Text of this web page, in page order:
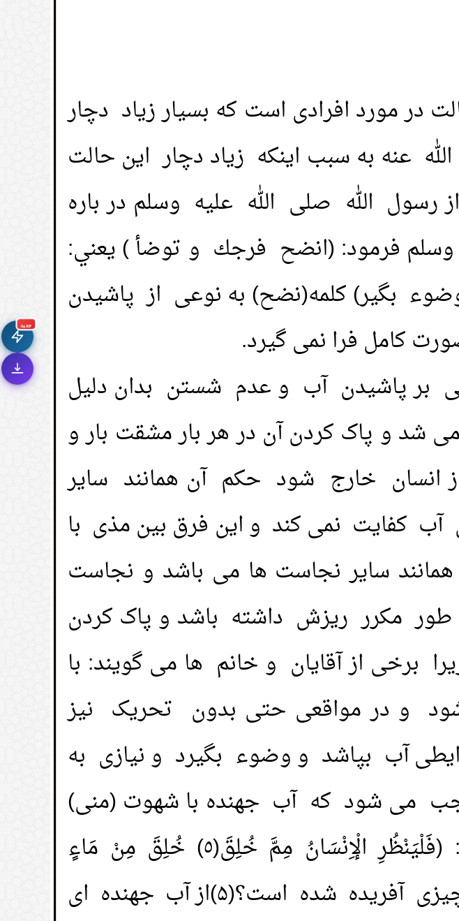
جديد
تعرف على أحدث المميزات
سرعة فائقة
🔔 إشعارات ذكية
تتابع كل جديد بخطوة واحدة
مورد افرادی است که بسیار زیاد دچار
عنه به سبب اینکه زیاد دچار این حالت
الله صلى الله عليه وسلم در باره
فرمود: (انضح فرجك و توضأ ) يعني:
بگیر) کلمه(نضح) به نوعی از پاشیدن
کامل فرا نمی گیرد.
بر پاشیدن آب و عدم شستن بدان دلیل
شد و پاک کردن آن در هر بار مشقت بار و
خارج شود حکم آن همانند سایر
کفایت نمی کند و این فرق بین مذی با
سایر نجاست ها می باشد و نجاست
مکرر ریزش داشته باشد و پاک کردن
از آقایان و خانم ها می گویند: با
و در مواقعی حتی بدون تحریک نیز
آب بپاشد و وضوء بگیرد و نیازی به
می شود که آب جهنده با شهوت (منی)
از انسان خارج گردد؛ خداوند می فرماید: (فَلْيَنْظُرِ الْإِنْسَانُ مِمَّ خُلِقَ(٥) خُلِقَ مِنْ مَاءٍ
دَافِقٍ)يعني: (پس انسان باید بنگرد که از چه چیزی آفریده شده است؟(۵)از آب جهنده ای
حکم نزدیکی با همسر از راه مقعد؛ بازدیدها 58391 )
نزدیکی زناشویی در حمام( و دستشویی)
خارج شدن باد معده هنگام ادای نماز؛
حکم کمک گرفتن از جن مسلمان؛
آیا خارج شدن "مذی"موجب باطل شدن روزه می شود؟
( بازدیدها 20454 ) 7. حدنصاب پول نقد، جهت پرداخت زکات